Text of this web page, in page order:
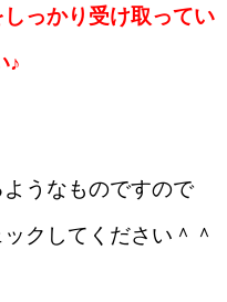
っかり受け取ってい
♪
うなものですので
クしてください＾＾